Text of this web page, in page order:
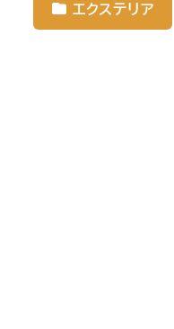
エクステリア